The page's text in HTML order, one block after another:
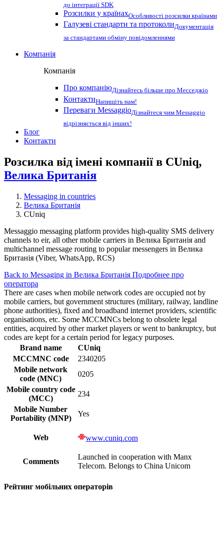
до інтеграції SDK
Розсилки у країнахОсобливості розсилки країнами
Галузеві стандарти та протоколиДокументація
за стандартами обміну повідомленнями
Компанія
Компанія
Про компаніюДізнайтесь більше про Месседжіо
КонтактиНапишіть нам!
Переваги MessaggioДізнайтеся чим Messaggio
відрізняється від інших!
Блог
Контакти
Розсилка від імені компанії в CUniq,
Велика Британія
Messaging in countries
Велика Британія
CUniq
Messaggio messaging platform provides high-quality SMS delivery
channels to eir, all other mobile carriers in Велика Британія and
multichannel message routing to popular messengers in Велика
Британія (Viber, WhatsApp, RCS)
Back to Messaging in Велика Британія Подробнее про
оператора
There are cases when mobile network codes are occupied not by
mobile carriers, but government structures (military, railway, landline
phone authorities), fixed and broadband internet providers, scientific
organisations, etc. Some MCCMNCs belong to obsolete legal
entities, acquired by other market players or went to bankruptcy, but
codes are kept for a certain period for legacy purposes.
Brand name
CUniq
MCCMNC code
2340205
Mobile network
code (MNC)
0205
Mobile country code
(MCC)
234
Mobile Number
Portability (MNP)
Yes
Web www.cuniq.com
Comments
Launched in cooperation with Manx
Telecom. Belongs to China Unicom
Рейтинг мобільних операторів